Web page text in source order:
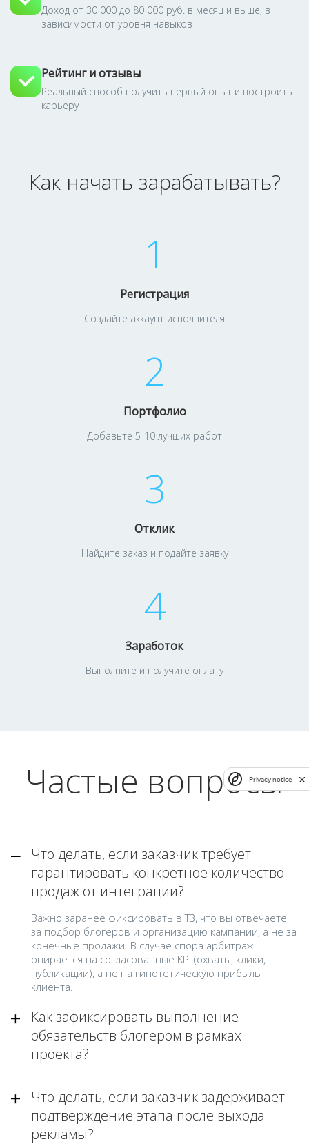
Доход от 30 000 до 80 000 руб. в месяц и выше, в
зависимости от уровня навыков
Рейтинг и отзывы
Реальный способ получить первый опыт и построить
карьеру
Как начать зарабатывать?
1
Регистрация
Создайте аккаунт исполнителя
2
Портфолио
Добавьте 5-10 лучших работ
3
Отклик
Найдите заказ и подайте заявку
4
Заработок
Выполните и получите оплату
Частые вопросы
Что делать, если заказчик требует
гарантировать конкретное количество
продаж от интеграции?
Важно заранее фиксировать в ТЗ, что вы отвечаете
за подбор блогеров и организацию кампании, а не за
конечные продажи. В случае спора арбитраж
опирается на согласованные KPI (охваты, клики,
публикации), а не на гипотетическую прибыль
клиента.
Как зафиксировать выполнение
обязательств блогером в рамках
проекта?
Что делать, если заказчик задерживает
подтверждение этапа после выхода
рекламы?
Privacy notice